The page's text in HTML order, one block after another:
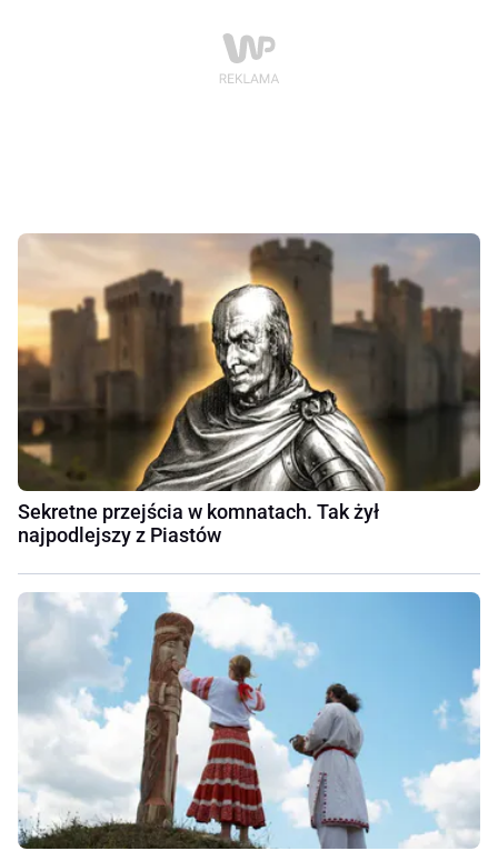
Sekretne przejścia w komnatach. Tak żył
najpodlejszy z Piastów